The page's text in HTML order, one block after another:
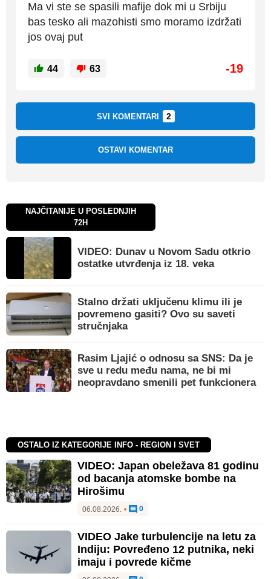
Ma vi ste se spasili mafije dok mi u Srbiju
bas tesko ali mazohisti smo moramo izdržati
jos ovaj put
44 63 -19
SVI KOMENTARI 2
OSTAVI KOMENTAR
NAJČITANIJE U POSLEDNJIH
72H
VIDEO: Dunav u Novom Sadu otkrio
ostatke utvrđenja iz 18. veka
Stalno držati uključenu klimu ili je
povremeno gasiti? Ovo su saveti
stručnjaka
Rasim Ljajić o odnosu sa SNS: Da je
sve u redu među nama, ne bi mi
neopravdano smenili pet funkcionera
OSTALO IZ KATEGORIJE INFO - REGION I SVET
VIDEO: Japan obeležava 81 godinu
od bacanja atomske bombe na
Hirošimu
06.08.2026. • 0
VIDEO Jake turbulencije na letu za
Indiju: Povređeno 12 putnika, neki
imaju i povrede kičme